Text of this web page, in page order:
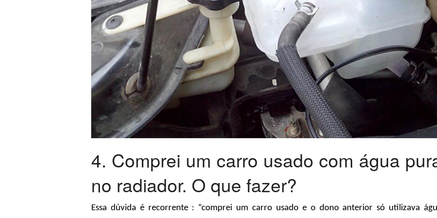
4. Comprei um carro usado com água
no radiador. O que fazer?
Essa dúvida é recorrente : “comprei um carro usado e o dono anterior só utilizava